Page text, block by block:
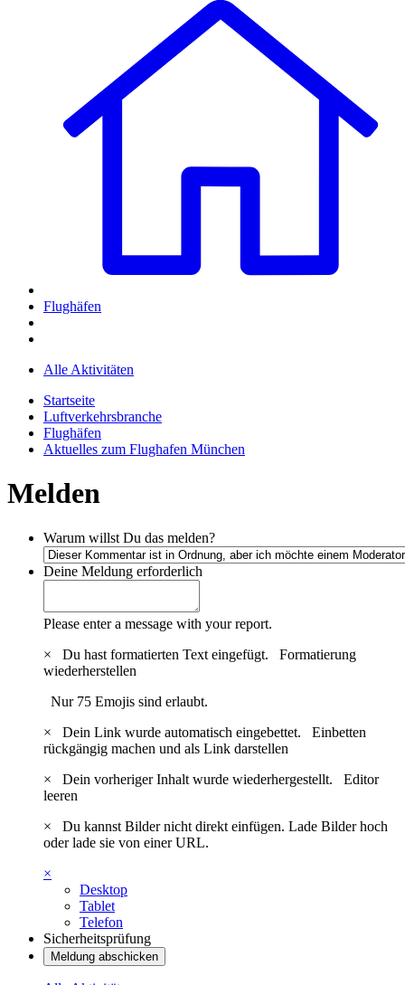
Flughäfen
Alle Aktivitäten
Startseite
Luftverkehrsbranche
Flughäfen
Aktuelles zum Flughafen München
Melden
Warum willst Du das melden?
Deine Meldung erforderlich
Please enter a message with your report.
×
Du hast formatierten Text eingefügt. Formatierung
wiederherstellen
Nur 75 Emojis sind erlaubt.
×
Dein Link wurde automatisch eingebettet. Einbetten
rückgängig machen und als Link darstellen
×
Dein vorheriger Inhalt wurde wiederhergestellt. Editor
leeren
×
Du kannst Bilder nicht direkt einfügen. Lade Bilder hoch
oder lade sie von einer URL.
×
Desktop
Tablet
Telefon
Sicherheitsprüfung
Meldung abschicken